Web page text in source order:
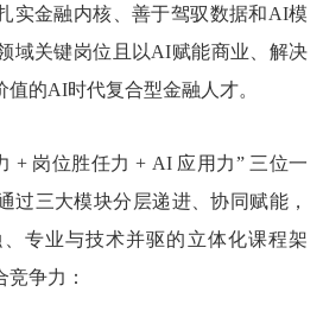
实金融内核、善于驾驭数据和AI模
域关键岗位且以AI赋能商业、解决
的AI时代复合型金融人才。
+ 岗位胜任力 + AI 应用力” 三位一
过三大模块分层递进、协同赋能，
专业与技术并驱的立体化课程架
争力：